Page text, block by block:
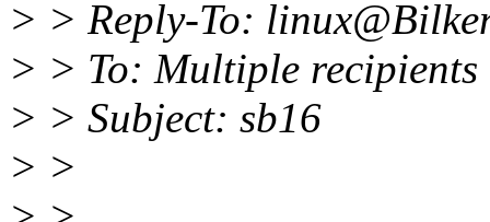
> > Reply-To:
> > To: Multiple
> > Subject: sb16
> >